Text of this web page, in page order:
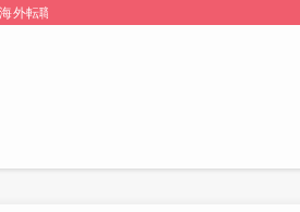
転職のプロが監修・運営しています。